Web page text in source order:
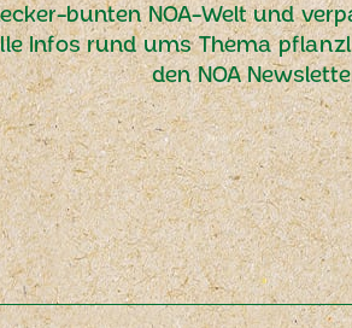
bunten NOA-Welt und
Infos rund ums Thema
den NOA